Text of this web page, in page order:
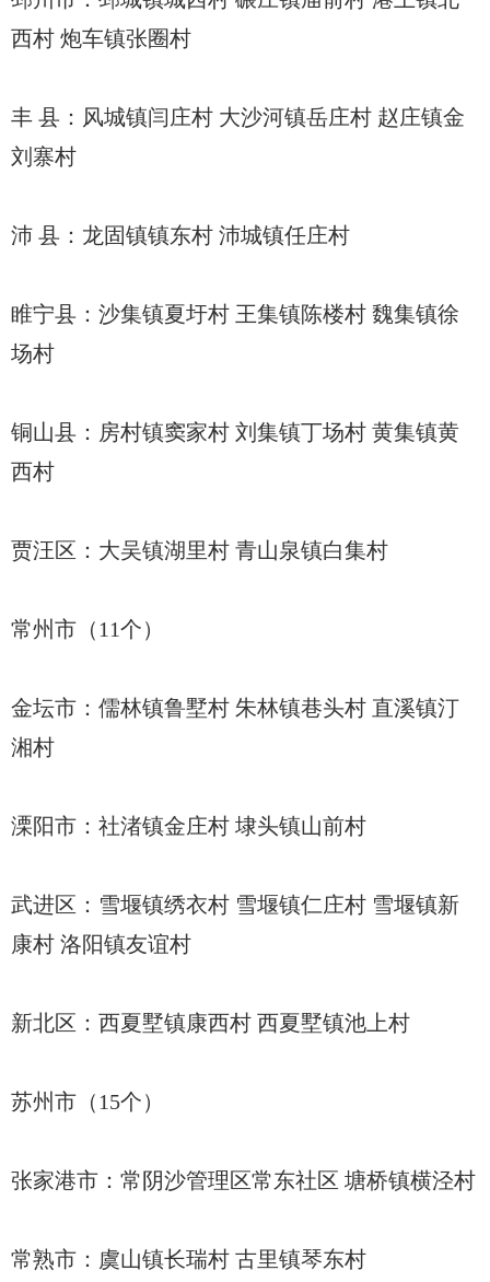
西村 炮车镇张圈村
丰 县：风城镇闫庄村 大沙河镇岳庄村 赵庄镇金
刘寨村
沛 县：龙固镇镇东村 沛城镇任庄村
睢宁县：沙集镇夏圩村 王集镇陈楼村 魏集镇徐
场村
铜山县：房村镇窦家村 刘集镇丁场村 黄集镇黄
西村
贾汪区：大吴镇湖里村 青山泉镇白集村
常州市（11个）
金坛市：儒林镇鲁墅村 朱林镇巷头村 直溪镇汀
湘村
溧阳市：社渚镇金庄村 埭头镇山前村
武进区：雪堰镇绣衣村 雪堰镇仁庄村 雪堰镇新
康村 洛阳镇友谊村
新北区：西夏墅镇康西村 西夏墅镇池上村
苏州市（15个）
张家港市：常阴沙管理区常东社区 塘桥镇横泾村
常熟市：虞山镇长瑞村 古里镇琴东村